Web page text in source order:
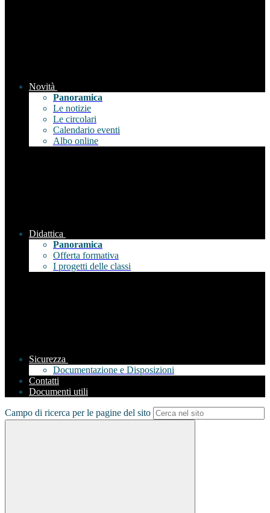
Novità
Panoramica
Le notizie
Le circolari
Calendario eventi
Albo online
Didattica
Panoramica
Offerta formativa
I progetti delle classi
Sicurezza
Documentazione e Disposizioni
Contatti
Documenti utili
Campo di ricerca per le pagine del sito